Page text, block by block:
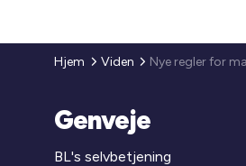
Hjem Viden
Genveje
BL's selvbetjening